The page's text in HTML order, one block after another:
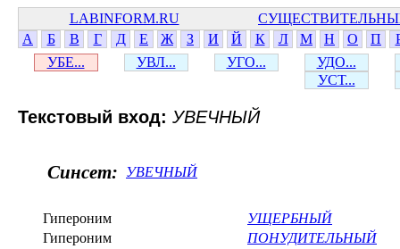
LABINFORM.RU
А
Б В Г Д Е Ж З И Й К Л М Н О П
УБЕ...
УВЛ... УГО...
УДО...
УСТ...
Текстовый вход: УВЕЧНЫЙ
Синсет: УВЕЧНЫЙ
Гипероним
УЩЕРБНЫЙ
Гипероним
ПОНУДИТЕЛЬНЫЙ